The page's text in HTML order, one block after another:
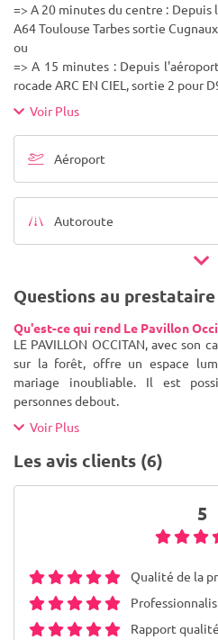
=> A 20 minutes du centre : Depuis
A64 Toulouse Tarbes sortie Cugnaux
ou
=> A 15 minutes : Depuis
rocade ARC EN CIEL, sortie 2 pour
Voir Plus
Aéroport
Autoroute
Questions au prestataire
Qu'est-ce qui rend Le Pavillon
LE PAVILLON OCCITAN, avec son
sur la forêt, offre un espace
mariage inoubliable. Il est
personnes debout.
Voir Plus
Les avis clients (6)
5
Qualité de la
Rapport